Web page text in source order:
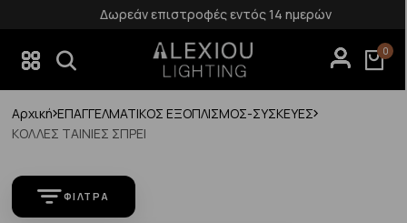
Δωρεάν επιστροφές εντός 14 ημερών
0
Αρχική ΕΠΑΓΓΕΛΜΑΤΙΚΟΣ ΕΞΟΠΛΙΣΜΟΣ-ΣΥΣΚΕΥΕΣ
ΚΟΛΛΕΣ ΤΑΙΝΙΕΣ ΣΠΡΕΙ
ΦΊΛΤΡΑ